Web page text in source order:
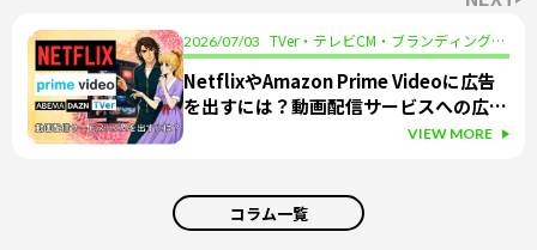
2026/07/03 TVer・テレビCM・ブランディング・
動画配信サービス・採用
NetflixやAmazon Prime Videoに広告
を出すには？動画配信サービスへの広告
VIEW MORE
コラム一覧